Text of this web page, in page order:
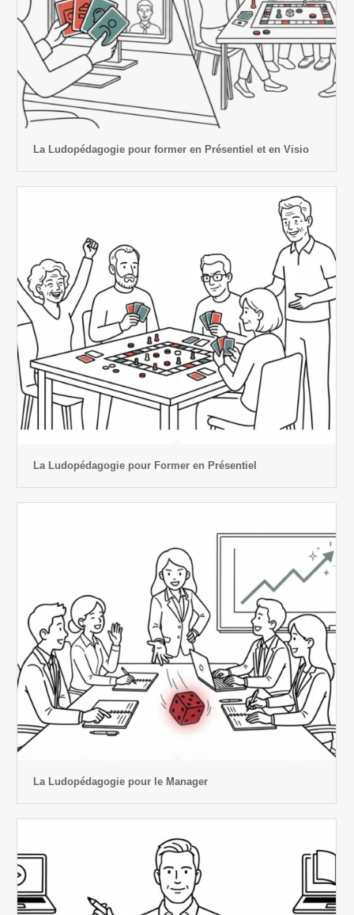
La Ludopédagogie pour former en Présentiel et en Visio
La Ludopédagogie pour Former en Présentiel
La Ludopédagogie pour le Manager